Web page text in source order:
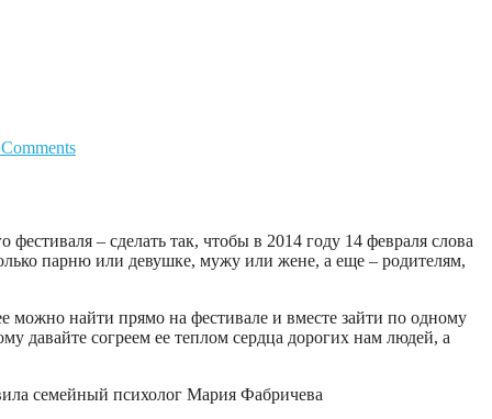
– сделать так, чтобы в 2014 году 14 февраля слова
парню или девушке, мужу или жене, а еще – родителям,
можно найти прямо на фестивале и вместе зайти по одному
давайте согреем ее теплом сердца дорогих нам людей, а
семейный психолог Мария Фабричева